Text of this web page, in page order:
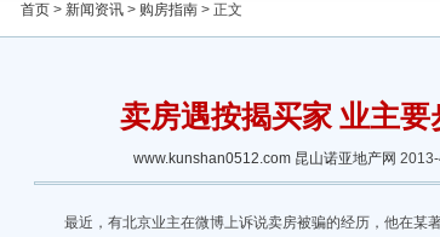
首页 > 新闻资讯 > 购房指南 > 正文
卖房遇按揭买家 业主
www.kunshan0512.com 昆山诺亚地产网
最近，有北京业主在微博上诉说卖房被骗的经历，他在某